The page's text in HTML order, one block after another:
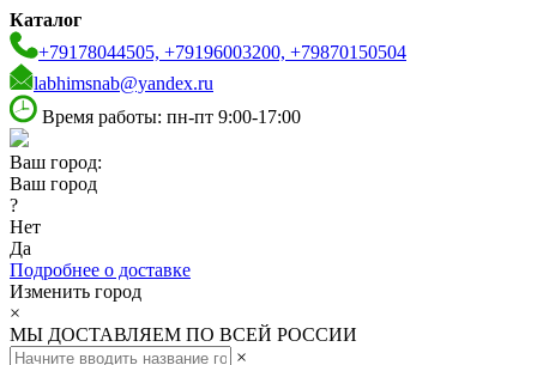
Каталог
+79178044505, +79196003200, +79870150504
labhimsnab@yandex.ru
Время работы: пн-пт 9:00-17:00
Ваш город:
Ваш город
?
Нет
Да
Подробнее о доставке
Изменить город
×
МЫ ДОСТАВЛЯЕМ ПО ВСЕЙ РОССИИ
×